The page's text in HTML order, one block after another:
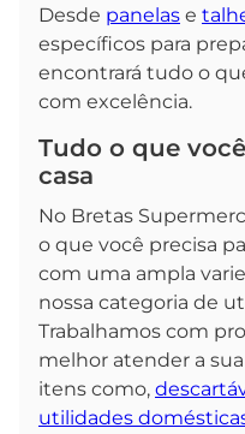
Desde panelas e
específicos para
encontrará tudo o
com excelência.
Tudo o que
casa
No Bretas
o que você precisa
com uma ampla
nossa categoria de
Trabalhamos com
melhor atender a
itens como,
utilidades